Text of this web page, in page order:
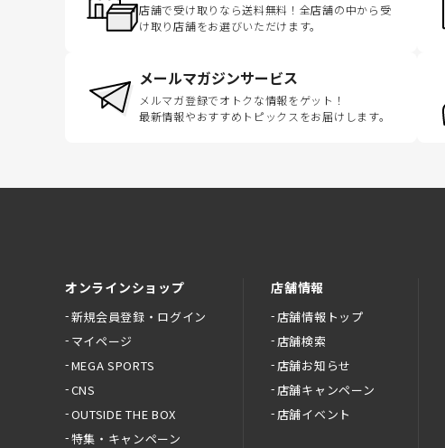
店舗で受け取りなら送料無料！全店舗の中から受
け取り店舗をお選びいただけます。
メールマガジンサービス
メルマガ登録でオトクな情報をゲット！
最新情報やおすすめトピックスをお届けします。
オンラインショップ
新規会員登録・ログイン
マイページ
MEGA SPORTS
CNS
OUTSIDE THE BOX
特集・キャンペーン
店舗情報
店舗情報トップ
店舗検索
店舗お知らせ
店舗キャンペーン
店舗イベント